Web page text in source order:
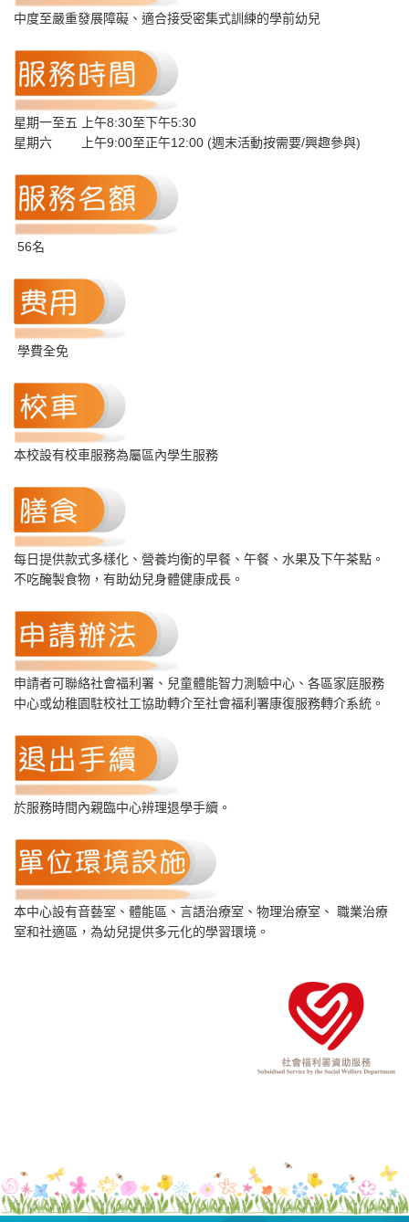
中度至嚴重發展障礙、適合接受密集式訓練的學前幼兒
星期一至五 上午8:30至下午5:30
星期六 上午9:00至正午12:00 (週末活動按需要/興趣參與)
56名
學費全免
本校設有校車服務為屬區內學生服務
每日提供款式多樣化、營養均衡的早餐、午餐、水果及下午茶點。
不吃醃製食物，有助幼兒身體健康成長。
申請者可聯絡社會福利署、兒童體能智力測驗中心、各區家庭服務
中心或幼稚園駐校社工協助轉介至社會福利署康復服務轉介系統。
於服務時間內親臨中心辨理退學手續。
本中心設有音藝室、體能區、言語治療室、物理治療室、 職業治療
室和社適區，為幼兒提供多元化的學習環境。